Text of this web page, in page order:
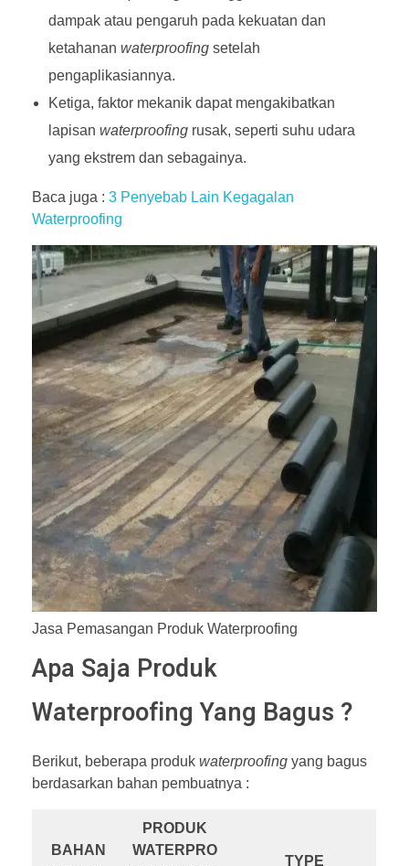
dampak atau pengaruh pada kekuatan dan
ketahanan waterproofing setelah
pengaplikasiannya.
Ketiga, faktor mekanik dapat mengakibatkan
lapisan waterproofing rusak, seperti suhu udara
yang ekstrem dan sebagainya.
Baca juga : 3 Penyebab Lain Kegagalan
Waterproofing
Jasa Pemasangan Produk Waterproofing
Apa Saja Produk
Waterproofing Yang Bagus ?
Berikut, beberapa produk waterproofing yang bagus
berdasarkan bahan pembuatnya :
BAHAN
PRODUK
WATERPRO
TYPE